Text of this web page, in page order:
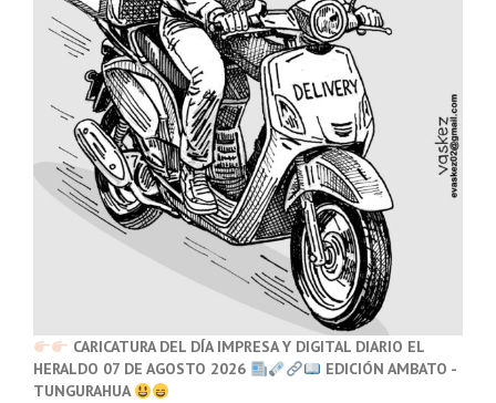
CARICATURA DEL DÍA IMPRESA Y DIGITAL DIARIO EL
HERALDO 07 DE AGOSTO 2026
EDICIÓN AMBATO -
TUNGURAHUA